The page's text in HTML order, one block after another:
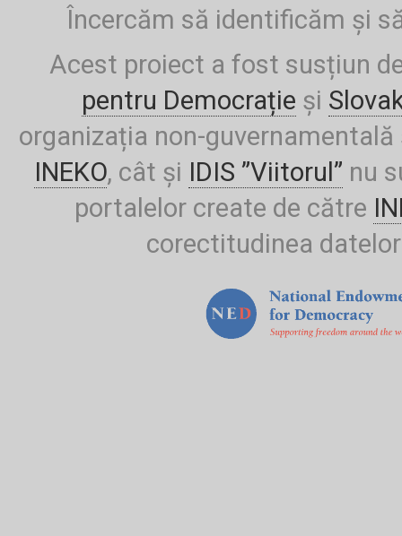
Încercăm să identificăm și
Acest proiect a fost susțiun
pentru Democrație și
organizația non-
INEKO, cât și IDIS ”Viitorul” nu
portalelor create de către
corectitudinea